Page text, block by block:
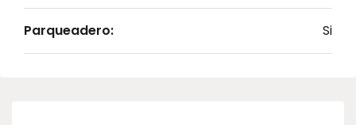
Parqueadero: Si